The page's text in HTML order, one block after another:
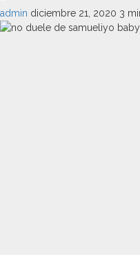
admin diciembre 21, 2020 3